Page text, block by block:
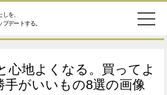
しを、
プデートする。
妊娠・出産
心地よくなる。買ってよ
手がいいもの8選の画像